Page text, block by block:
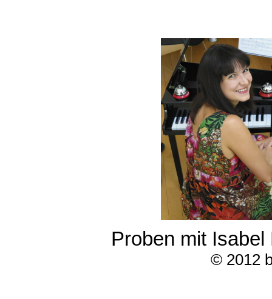
Proben mit
© 2012